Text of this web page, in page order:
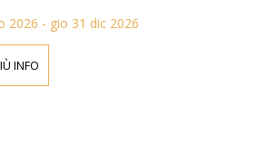
2026 - gio 31 dic 2026
INFO